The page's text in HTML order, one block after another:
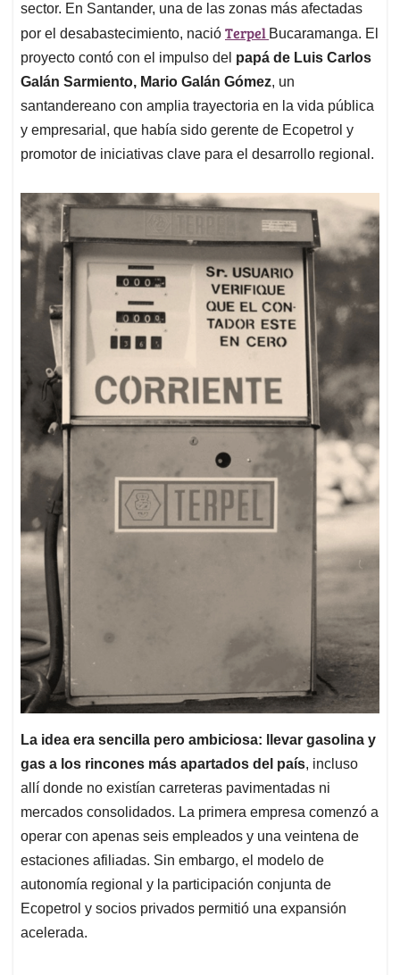
sector. En Santander, una de las zonas más afectadas
por el desabastecimiento, nació Terpel Bucaramanga. El
proyecto contó con el impulso del papá de Luis Carlos
Galán Sarmiento, Mario Galán Gómez, un
santandereano con amplia trayectoria en la vida pública
y empresarial, que había sido gerente de Ecopetrol y
promotor de iniciativas clave para el desarrollo regional.
La idea era sencilla pero ambiciosa: llevar gasolina y
gas a los rincones más apartados del país, incluso
allí donde no existían carreteras pavimentadas ni
mercados consolidados. La primera empresa comenzó a
operar con apenas seis empleados y una veintena de
estaciones afiliadas. Sin embargo, el modelo de
autonomía regional y la participación conjunta de
Ecopetrol y socios privados permitió una expansión
acelerada.